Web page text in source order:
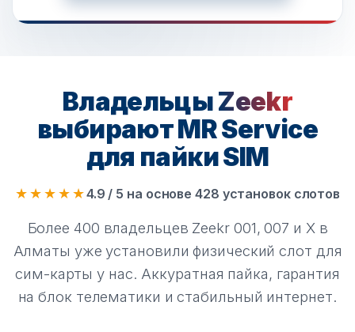
ВладельцыZeekr
выбирают MR Service
для пайки SIM
★★★★★4.9 / 5 на основе 428 установок слотов
Более 400 владельцев Zeekr 001, 007 и X в
Алматы уже установили физический слот для
сим-карты у нас. Аккуратная пайка, гарантия
на блок телематики и стабильный интернет.